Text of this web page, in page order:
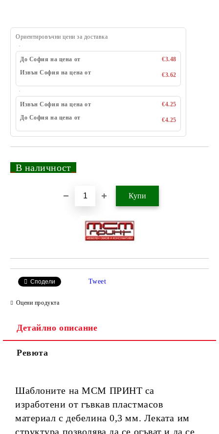
Ориентировъчни цени за доставка
До София на цена от
€3.48
Извън София на цена от
€3.62
Извън София на цена от
€4.25
До София на цена от
€4.25
В наличност
Сподели Tweet
Оцени продукта
Детайлно описание
Ревюта
Шаблоните на МСМ ПРИНТ са
изработени от гъвкав пластмасов
материал с дебелина 0,3 мм. Леката им
структура позволява да се огъват и да се